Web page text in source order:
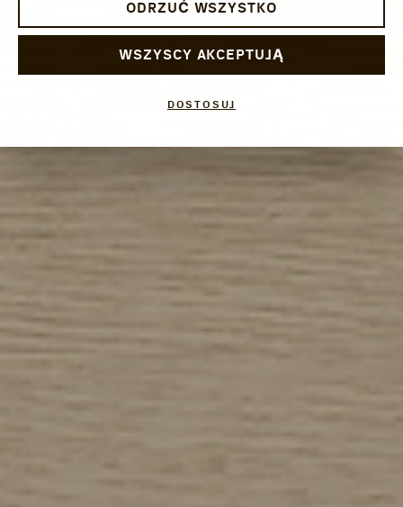
ODRZUĆ WSZYSTKO
WSZYSCY AKCEPTUJĄ
DOSTOSUJ